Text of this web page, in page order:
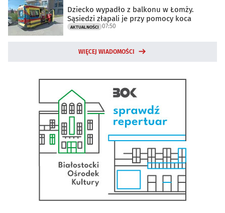
Dziecko wypadło z balkonu w Łomży.
Sąsiedzi złapali je przy pomocy koca
AKTUALNOŚCI 07:50
WIĘCEJ WIADOMOŚCI